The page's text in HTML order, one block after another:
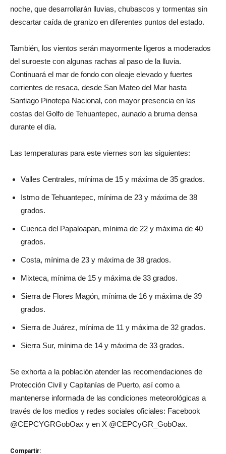
noche, que desarrollarán lluvias, chubascos y tormentas sin
descartar caída de granizo en diferentes puntos del estado.
También, los vientos serán mayormente ligeros a moderados
del suroeste con algunas rachas al paso de la lluvia.
Continuará el mar de fondo con oleaje elevado y fuertes
corrientes de resaca, desde San Mateo del Mar hasta
Santiago Pinotepa Nacional, con mayor presencia en las
costas del Golfo de Tehuantepec, aunado a bruma densa
durante el día.
Las temperaturas para este viernes son las siguientes:
Valles Centrales, mínima de 15 y máxima de 35 grados.
Istmo de Tehuantepec, mínima de 23 y máxima de 38
grados.
Cuenca del Papaloapan, mínima de 22 y máxima de 40
grados.
Costa, mínima de 23 y máxima de 38 grados.
Mixteca, mínima de 15 y máxima de 33 grados.
Sierra de Flores Magón, mínima de 16 y máxima de 39
grados.
Sierra de Juárez, mínima de 11 y máxima de 32 grados.
Sierra Sur, mínima de 14 y máxima de 33 grados.
Se exhorta a la población atender las recomendaciones de
Protección Civil y Capitanías de Puerto, así como a
mantenerse informada de las condiciones meteorológicas a
través de los medios y redes sociales oficiales: Facebook
@CEPCYGRGobOax y en X @CEPCyGR_GobOax.
Compartir: